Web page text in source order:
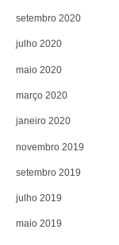
setembro 2020
julho 2020
maio 2020
março 2020
janeiro 2020
novembro 2019
setembro 2019
julho 2019
maio 2019